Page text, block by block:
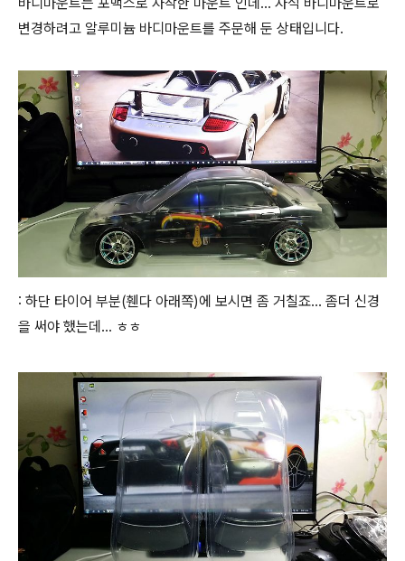
변경하려고 알루미늄 바디마운트를 주문해 둔 상태입니다.
: 하단 타이어 부분(휀다 아래쪽)에 보시면 좀 거칠죠... 좀더 신경
을 써야 했는데... ㅎㅎ